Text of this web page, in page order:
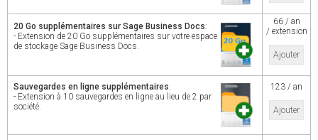
20 Go supplémentaires sur Sage Business Docs:
- Extension de 20 Go supplémentaires sur votre espace
de stockage Sage Business Docs.
66 / an
/ extension
Ajouter
Sauvegardes en ligne supplémentaires:
- Extension à 10 sauvegardes en ligne au lieu de 2 par
société.
123 / an
Ajouter